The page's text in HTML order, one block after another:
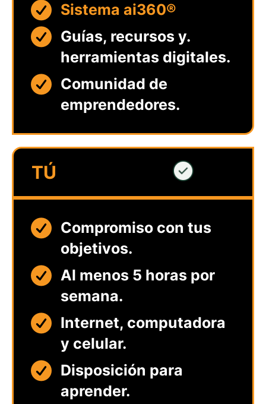
Sistema ai360®
Guías, recursos y.
herramientas digitales.
Comunidad de
emprendedores.
TÚ
Compromiso con tus
objetivos.
Al menos 5 horas por
semana.
Internet, computadora
y celular.
Disposición para
aprender.